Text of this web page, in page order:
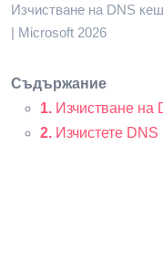
Изчистване на DNS
| Microsoft 2026
Съдържание
1. Изчистване на
2. Изчистете